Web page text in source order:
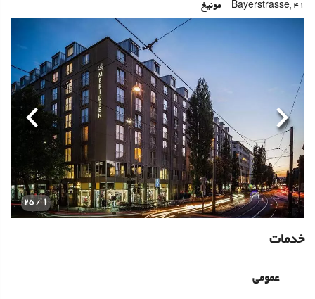
Bayerstrasse, 41 - مونیخ
1
/ 25
قبلی بعدی
خدمات
عمومی